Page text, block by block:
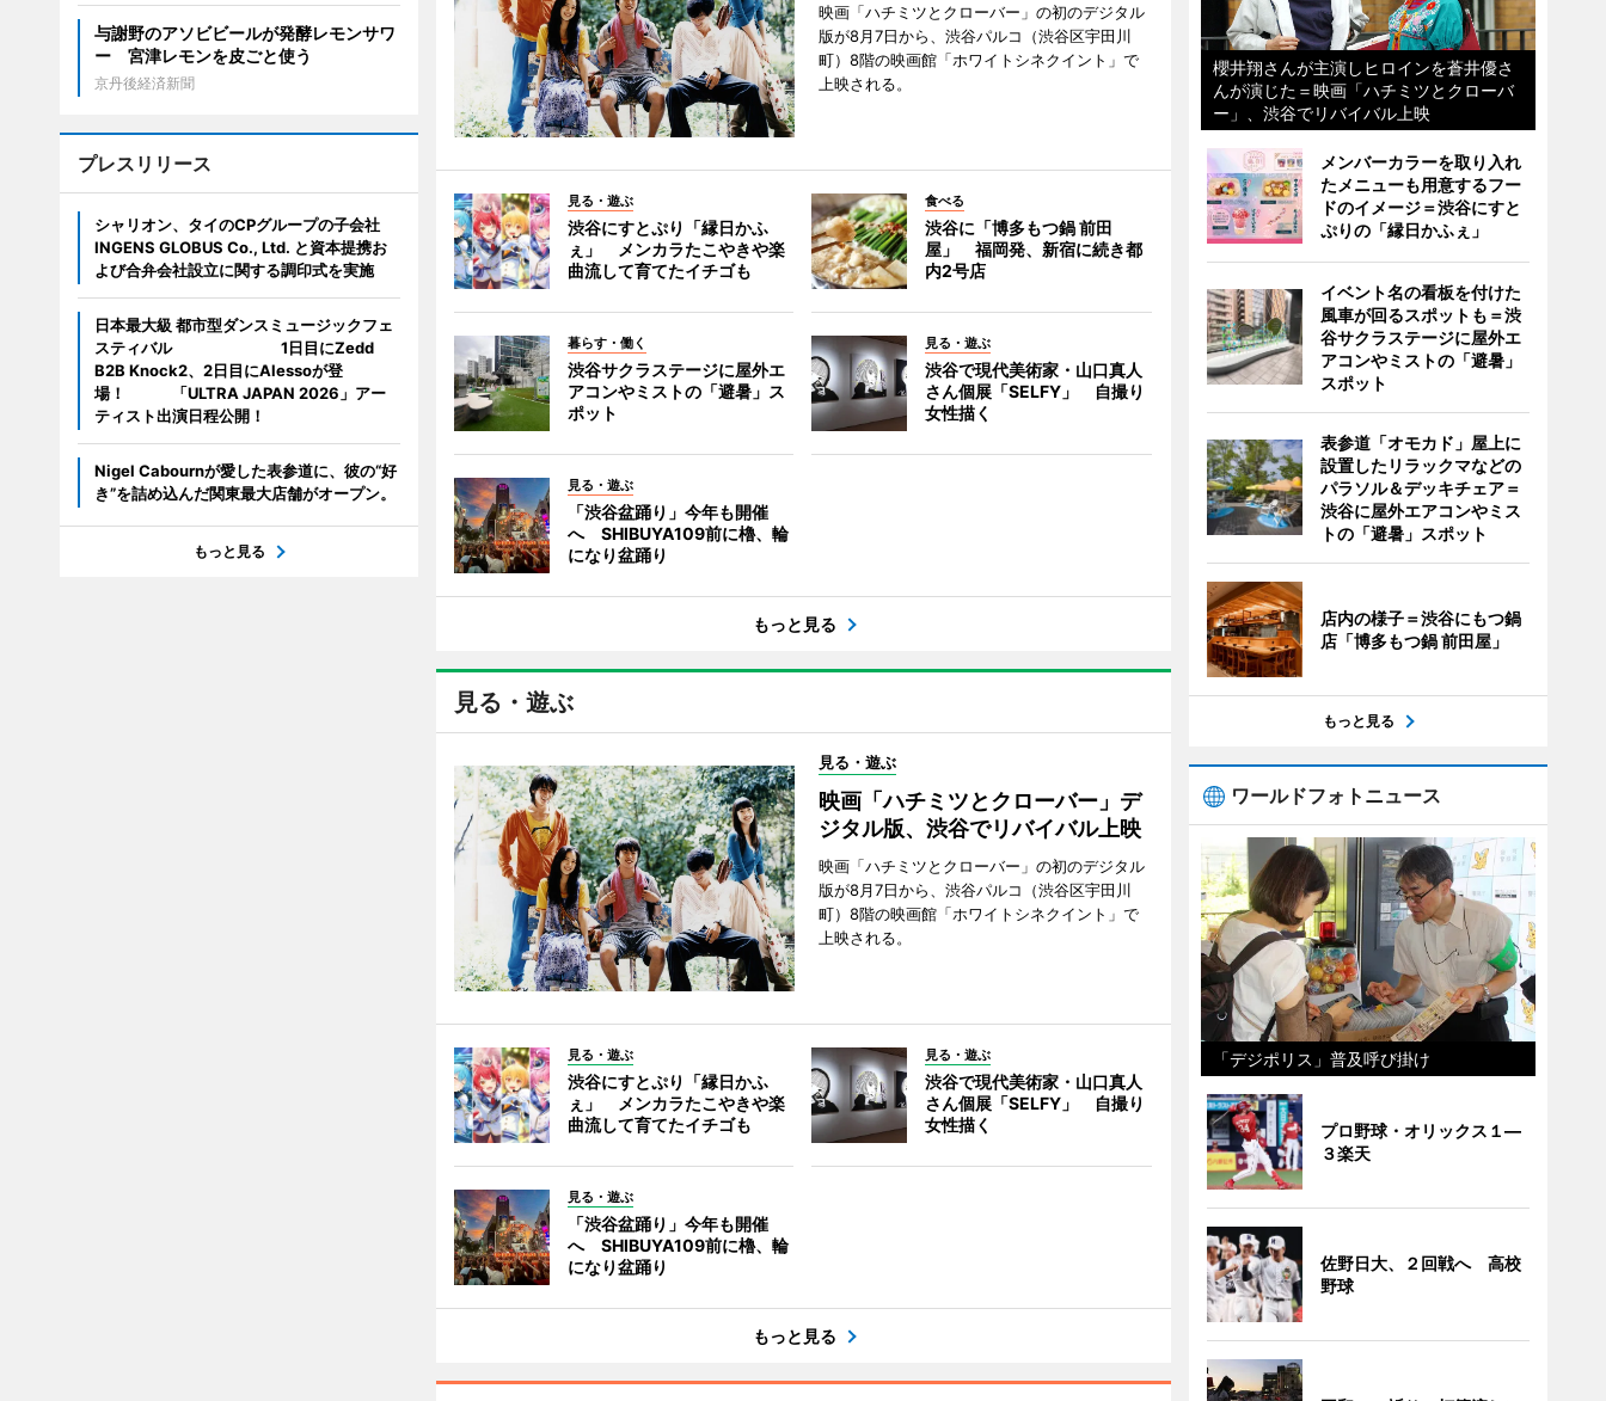
映画「ハチミツとクローバー」の初のデジタル
版が8月7日から、渋谷パルコ（渋谷区宇田川
町）8階の映画館「ホワイトシネクイント」で
上映される。
見る・遊ぶ
渋谷にすとぷり「縁日かふ
ぇ」 メンカラたこやきや楽
曲流して育てたイチゴも
食べる
渋谷に「博多もつ鍋 前田
屋」 福岡発、新宿に続き都
内2号店
暮らす・働く
渋谷サクラステージに屋外エ
アコンやミストの「避暑」ス
ポット
見る・遊ぶ
渋谷で現代美術家・山口真人
さん個展「SELFY」 自撮り
女性描く
見る・遊ぶ
「渋谷盆踊り」今年も開催
へ SHIBUYA109前に櫓、輪
になり盆踊り
もっと見る
見る・遊ぶ
見る・遊ぶ
映画「ハチミツとクローバー」デ
ジタル版、渋谷でリバイバル上映
映画「ハチミツとクローバー」の初のデジタル
版が8月7日から、渋谷パルコ（渋谷区宇田川
町）8階の映画館「ホワイトシネクイント」で
上映される。
見る・遊ぶ
渋谷にすとぷり「縁日かふ
ぇ」 メンカラたこやきや楽
曲流して育てたイチゴも
見る・遊ぶ
渋谷で現代美術家・山口真人
さん個展「SELFY」 自撮り
女性描く
見る・遊ぶ
「渋谷盆踊り」今年も開催
へ SHIBUYA109前に櫓、輪
になり盆踊り
もっと見る
与謝野のアソビビールが発酵レモンサワ
ー 宮津レモンを皮ごと使う
京丹後経済新聞
プレスリリース
シャリオン、タイのCPグループの子会社
INGENS GLOBUS Co., Ltd. と資本提携お
よび合弁会社設立に関する調印式を実施
日本最大級 都市型ダンスミュージックフェ
スティバル 1日目にZedd
B2B Knock2、2日目にAlessoが登
場！ 「ULTRA JAPAN 2026」アー
ティスト出演日程公開！
Nigel Cabournが愛した表参道に、彼の“好
き”を詰め込んだ関東最大店舗がオープン。
もっと見る
櫻井翔さんが主演しヒロインを蒼井優さ
んが演じた＝映画「ハチミツとクローバ
ー」、渋谷でリバイバル上映
メンバーカラーを取り入れ
たメニューも用意するフー
ドのイメージ＝渋谷にすと
ぷりの「縁日かふぇ」
イベント名の看板を付けた
風車が回るスポットも＝渋
谷サクラステージに屋外エ
アコンやミストの「避暑」
スポット
表参道「オモカド」屋上に
設置したリラックマなどの
パラソル＆デッキチェア＝
渋谷に屋外エアコンやミス
トの「避暑」スポット
店内の様子＝渋谷にもつ鍋
店「博多もつ鍋 前田屋」
もっと見る
ワールドフォトニュース
「デジポリス」普及呼び掛け
プロ野球・オリックス１―
３楽天
佐野日大、２回戦へ 高校
野球